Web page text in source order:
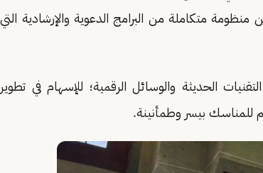
متكاملة من البرامج الدعوية والإرشادية التي
الحديثة والوسائل الرقمية؛ للإسهام في تطوير
للمناسك بيسر وطمأنينة.